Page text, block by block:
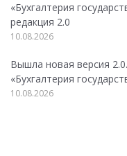
«Бухгалтерия
редакция 2.0
10.08.2026
Вышла новая версия
«Бухгалтерия
10.08.2026